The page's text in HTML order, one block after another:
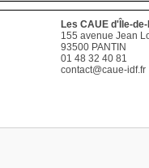
Les CAUE d'Île-
155 avenue Jean
93500 PANTIN
01 48 32 40 81
contact@caue-idf.fr